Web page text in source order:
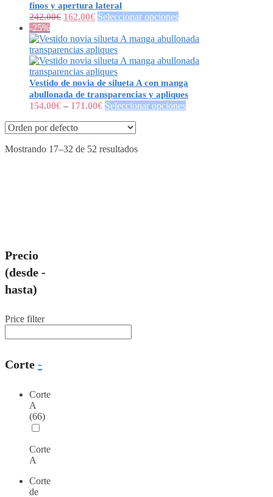
finos y apertura lateral
242.00€ 162.00€ Seleccionar opciones
-25%
Vestido de novia de silueta A con manga
abullonada de transparencias y apliques
154.00€ – 171.00€ Seleccionar opciones
Mostrando 17–32 de 52 resultados
Precio
(desde -
hasta)
Price filter
Corte -
Corte
A
(66)
Corte
A
Corte
de